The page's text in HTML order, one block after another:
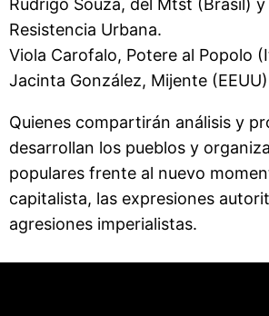
Rudrigo Souza, del Mtst (Brasil)
Resistencia Urbana.
Viola Carofalo, Potere al Popolo
Jacinta González, Mijente (EEUU)
Quienes compartirán análisis y
desarrollan los pueblos y
populares frente al nuevo
capitalista, las expresiones
agresiones imperialistas.